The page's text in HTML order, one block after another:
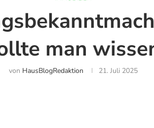
man
von HausBlogRedaktion 21. Juli 2025